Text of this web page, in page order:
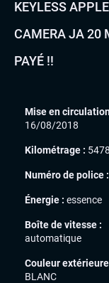
KEYLESS
CAMERA JA 20
PAYÉ !!
Mise en
16/08/2018
Kilométrage :
Numéro de police :
Énergie : essence
Boîte de vitesse :
automatique
Couleur
BLANC